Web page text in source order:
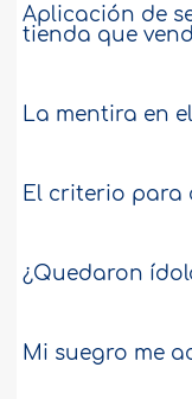
Aplicación de
tienda que
La mentira en
El criterio para
¿Quedaron
Mi suegro me